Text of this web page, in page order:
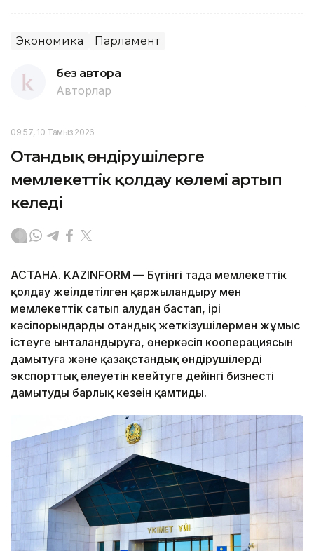
Экономика Парламент
без автора
Авторлар
09:57, 10 Тамыз 2026
Отандық өндірушілерге
мемлекеттік қолдау көлемі артып
келеді
АСТАНА. KAZINFORM — Бүгінгі таңда мемлекеттік
қолдау жеңілдетілген қаржыландыру мен
мемлекеттік сатып алудан бастап, ірі
кәсіпорындарды отандық жеткізушілермен жұмыс
істеуге ынталандыруға, өнеркәсіп кооперациясын
дамытуға және қазақстандық өндірушілердің
экспорттық әлеуетін кеңейтуге дейінгі бизнесті
дамытудың барлық кезеңін қамтиды.